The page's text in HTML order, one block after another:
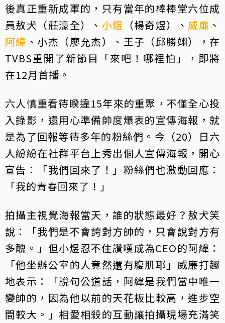
後真正重新成軍的，只有當年的棒棒堂六位成
員敖犬（莊濠全）、 小煜 （楊奇煜）、 威廉 、
阿緯 、小杰（廖允杰）、王子（邱勝翊），在
TVBS重開了新節目「來吧！哪裡怕」，即將
在12月首播。
六人慎重看待睽違15年來的重聚，不僅全心投
入錄影，還用心準備帥度爆表的宣傳海報，就
是為了回報等待多年的粉絲們。今（20）日六
人紛紛在社群平台上秀出個人宣傳海報，開心
宣告：「我們回來了！」粉絲們也激動回應：
「我的青春回來了！」
拍攝主視覺海報當天，誰的狀態最好？敖犬笑
說：「我們是不會誇對方帥的，只會說對方有
多醜。」但小煜忍不住讚嘆成為CEO的阿緯：
「他坐辦公室的人竟然還有腹肌耶」威廉打趣
地表示：「說句公道話，阿緯是我們當中唯一
變帥的，因為他以前的天花板比較高，進步空
間較大。」相愛相殺的互動讓拍攝現場充滿笑